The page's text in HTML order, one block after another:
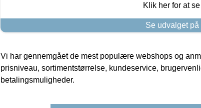
Klik her for at
Se udvalget
Vi har gennemgået de mest populære webshops og
prisniveau, sortimentstørrelse, kundeservice,
betalingsmuligheder.